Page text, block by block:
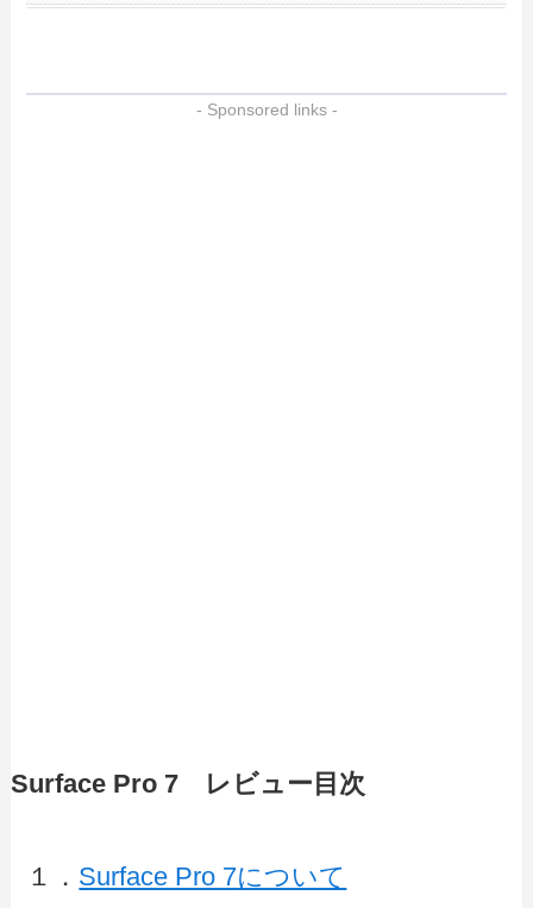
- Sponsored links -
Surface Pro 7 レビュー目次
１． Surface Pro 7について